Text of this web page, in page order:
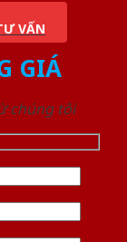
VẤN
GIÁ
chúng tôi